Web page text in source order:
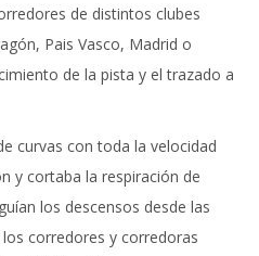
de distintos clubes
Pais Vasco, Madrid o
de la pista y el trazado a
curvas con toda la velocidad
y cortaba la respiración de
los descensos desde las
corredores y corredoras